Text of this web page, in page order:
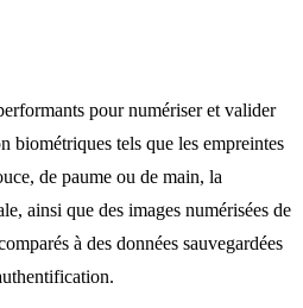
pour numériser et valider
biométriques tels que les empreintes
de paume ou de main, la
ainsi que des images numérisées de
à des données sauvegardées